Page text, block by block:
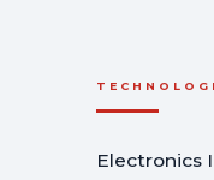
Electronics